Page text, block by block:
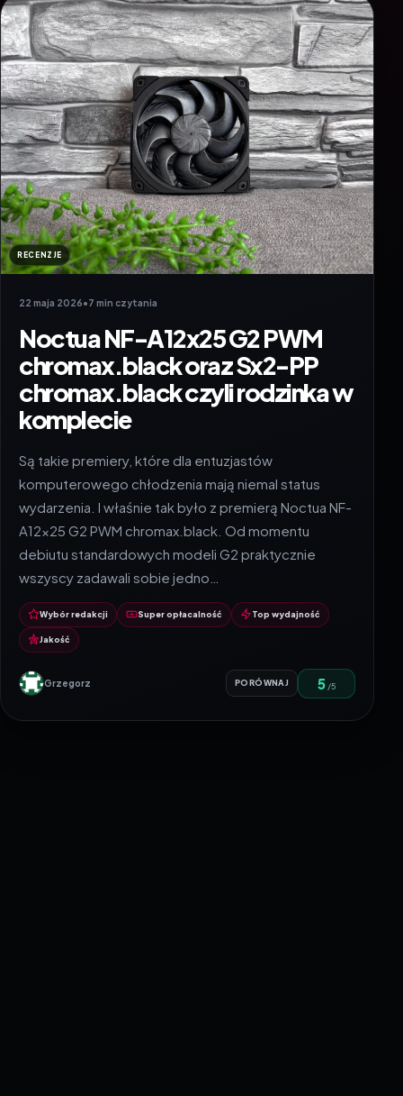
RECENZJE
22 maja 2026•7 min czytania
Noctua NF-A12x25 G2 PWM
chromax.black oraz Sx2-PP
chromax.black czyli rodzinka w
komplecie
Są takie premiery, które dla entuzjastów
komputerowego chłodzenia mają niemal status
wydarzenia. I właśnie tak było z premierą Noctua NF-
A12x25 G2 PWM chromax.black. Od momentu
debiutu standardowych modeli G2 praktycznie
wszyscy zadawali sobie jedno…
Wybór redakcji Super opłacalność Top wydajność
Jakość
Grzegorz PORÓWNAJ 5 /5